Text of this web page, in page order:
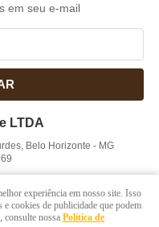
em seu e-mail
LTDA
Belo Horizonte - MG
experiência em nosso site. Isso
e cookies de publicidade que podem
consulte nossa Política de